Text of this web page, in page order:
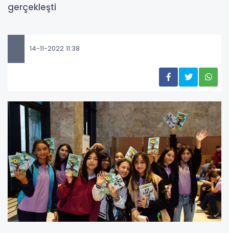
gerçekleşti
14-11-2022 11:38